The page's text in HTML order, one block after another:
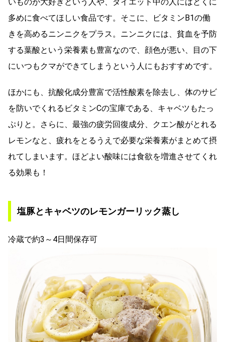
いものが大好きという人や、ダイエット中の人にはとくに
多めに食べてほしい食品です。そこに、ビタミンB1の働
きを高めるニンニクをプラス。ニンニクには、貧血を予防
する葉酸という栄養素も豊富なので、顔色が悪い、目の下
にいつもクマができてしまうという人にもおすすめです。
ほかにも、抗酸化成分豊富で活性酸素を除去し、体のサビ
を防いでくれるビタミンCの宝庫である、キャベツもたっ
ぷりと。さらに、最強の疲労回復成分、クエン酸がとれる
レモンなと、疲れをとるうえで必要な栄養素がまとめて摂
れてしまいます。ほどよい酸味には食欲を増進させてくれ
る効果も！
塩豚とキャベツのレモンガーリック蒸し
冷蔵で約3～4日間保存可